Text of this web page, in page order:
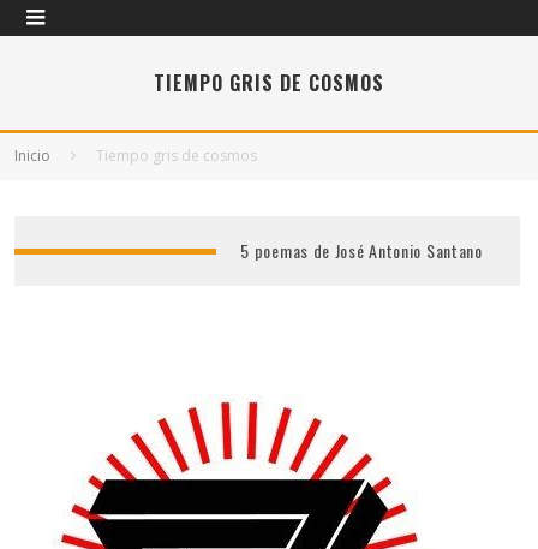
TIEMPO GRIS DE COSMOS
Inicio Tiempo gris de cosmos
5 poemas de José Antonio Santano